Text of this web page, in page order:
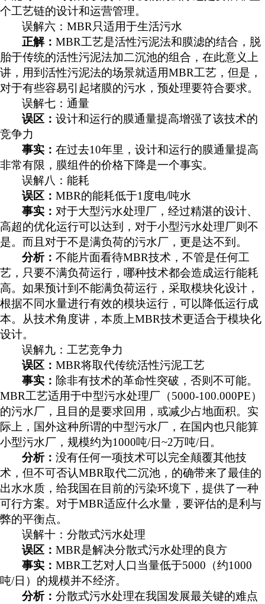
个工艺链的设计和运营管理。
误解六：MBR只适用于生活污水
正解：MBR工艺是活性污泥法和膜滤的结合，脱
胎于传统的活性污泥法加二沉池的组合，在此意义上
讲，用到活性污泥法的场景就适用MBR工艺，但是，
对于有些容易引起堵膜的污水，预处理要符合要求。
误解七：通量
误区：设计和运行的膜通量提高增强了该技术的
竞争力
事实：在过去10年里，设计和运行的膜通量提高
非常有限，膜组件的价格下降是一个事实。
误解八：能耗
误区：MBR的能耗低于1度电/吨水
事实： 对于大型污水处理厂，经过精湛的设计、
高超的优化运行可以达到，对于小型污水处理厂则不
是。而且对于不是满负荷的污水厂，更是达不到。
分析：不能片面看待MBR技术，不管是任何工
艺，只要不满负荷运行，哪种技术都会造成运行能耗
高。如果预计到不能满负荷运行，采取模块化设计，
根据不同水量进行有效的模块运行，可以降低运行成
本。从技术角度讲，本质上MBR技术更适合于模块化
设计。
误解九：工艺竞争力
误区：MBR将取代传统活性污泥工艺
事实： 除非有技术的革命性突破，否则不可能。
MBR工艺适用于中型污水处理厂（5000-100.000PE）
的污水厂，且目的是要求回用，或减少占地面积。实
际上，国外这种所谓的中型污水厂，在国内也只能算
小型污水厂，规模约为1000吨/日~2万吨/日。
分析：没有任何一项技术可以完全颠覆其他技
术，但不可否认MBR取代二沉池，的确带来了最佳的
出水水质，给我国在目前的污染环境下，提供了一种
可行方案。对于MBR适应什么水量，要评估的是利与
弊的平衡点。
误解十：分散式污水处理
误区：MBR是解决分散式污水处理的良方
事实：MBR工艺对人口当量低于5000（约1000
吨/日）的规模并不经济。
分析：分散式污水处理在我国发展最关键的难点